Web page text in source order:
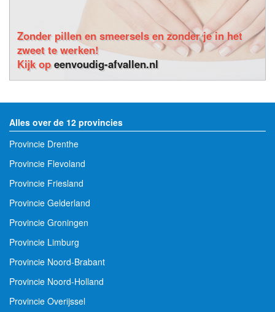
Zonder pillen en smeersels en zonder je in het
zweet te werken!
Kijk opeenvoudig-afvallen.nl
Alles over de 12 provincies
Provincie Drenthe
Provincie Flevoland
Provincie Friesland
Provincie Gelderland
Provincie Groningen
Provincie Limburg
Provincie Noord-Brabant
Provincie Noord-Holland
Provincie Overijssel